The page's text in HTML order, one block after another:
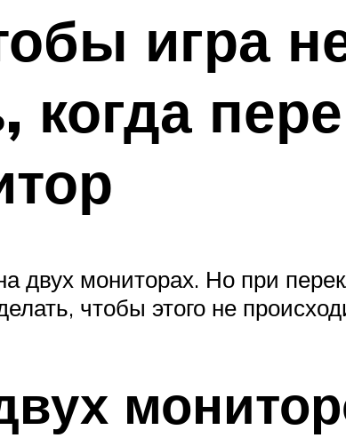
игра
когда
двух мониторах. Но при
чтобы этого не